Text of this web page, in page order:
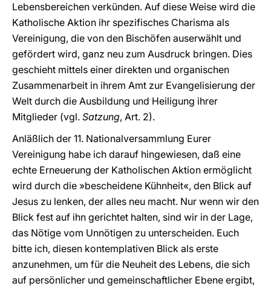
Lebensbereichen verkünden. Auf diese Weise wird die
Katholische Aktion ihr spezifisches Charisma als
Vereinigung, die von den Bischöfen auserwählt und
gefördert wird, ganz neu zum Ausdruck bringen. Dies
geschieht mittels einer direkten und organischen
Zusammenarbeit in ihrem Amt zur Evangelisierung der
Welt durch die Ausbildung und Heiligung ihrer
Mitglieder (vgl. Satzung, Art. 2).
Anläßlich der 11. Nationalversammlung Eurer
Vereinigung habe ich darauf hingewiesen, daß eine
echte Erneuerung der Katholischen Aktion ermöglicht
wird durch die »bescheidene Kühnheit«, den Blick auf
Jesus zu lenken, der alles neu macht. Nur wenn wir den
Blick fest auf ihn gerichtet halten, sind wir in der Lage,
das Nötige vom Unnötigen zu unterscheiden. Euch
bitte ich, diesen kontemplativen Blick als erste
anzunehmen, um für die Neuheit des Lebens, die sich
auf persönlicher und gemeinschaftlicher Ebene ergibt,